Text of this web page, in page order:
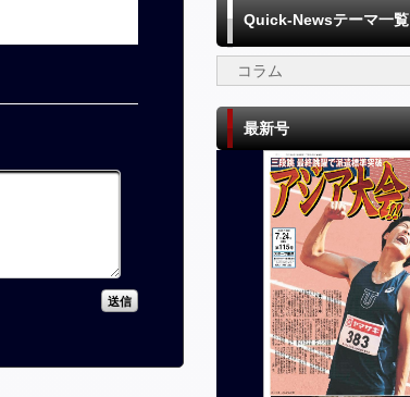
Quick-Newsテーマ一覧
コラム
最新号